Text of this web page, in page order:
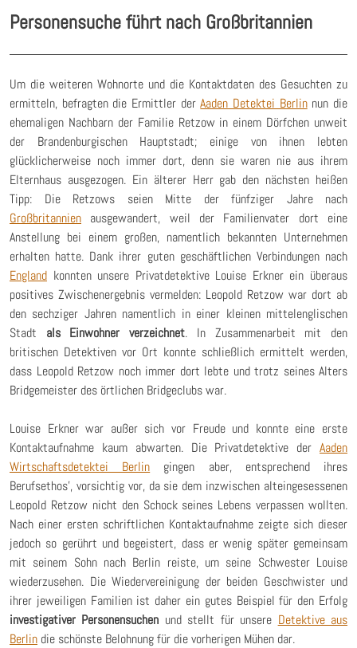
Personensuche führt nach Großbritannien
Um die weiteren Wohnorte und die Kontaktdaten des Gesuchten zu
ermitteln, befragten die Ermittler derAaden Detektei Berlinnun die
ehemaligen Nachbarn der Familie Retzow in einem Dörfchen unweit
der Brandenburgischen Hauptstadt; einige von ihnen lebten
glücklicherweise noch immer dort, denn sie waren nie aus ihrem
Elternhaus ausgezogen. Ein älterer Herr gab den nächsten heißen
Tipp: Die Retzows seien Mitte der fünfziger Jahre nach
Großbritannien ausgewandert, weil der Familienvater dort eine
Anstellung bei einem großen, namentlich bekannten Unternehmen
erhalten hatte. Dank ihrer guten geschäftlichen Verbindungen nach
England konnten unsere Privatdetektive Louise Erkner ein überaus
positives Zwischenergebnis vermelden: Leopold Retzow war dort ab
den sechziger Jahren namentlich in einer kleinen mittelenglischen
Stadt als Einwohner verzeichnet. In Zusammenarbeit mit den
britischen Detektiven vor Ort konnte schließlich ermittelt werden,
dass Leopold Retzow noch immer dort lebte und trotz seines Alters
Bridgemeister des örtlichen Bridgeclubs war.
Louise Erkner war außer sich vor Freude und konnte eine erste
Kontaktaufnahme kaum abwarten. Die Privatdetektive der Aaden
Wirtschaftsdetektei Berlin gingen aber, entsprechend ihres
Berufsethos', vorsichtig vor, da sie dem inzwischen alteingesessenen
Leopold Retzow nicht den Schock seines Lebens verpassen wollten.
Nach einer ersten schriftlichen Kontaktaufnahme zeigte sich dieser
jedoch so gerührt und begeistert, dass er wenig später gemeinsam
mit seinem Sohn nach Berlin reiste, um seine Schwester Louise
wiederzusehen. Die Wiedervereinigung der beiden Geschwister und
ihrer jeweiligen Familien ist daher ein gutes Beispiel für den Erfolg
investigativer Personensuchen und stellt für unsere Detektive aus
Berlin die schönste Belohnung für die vorherigen Mühen dar.